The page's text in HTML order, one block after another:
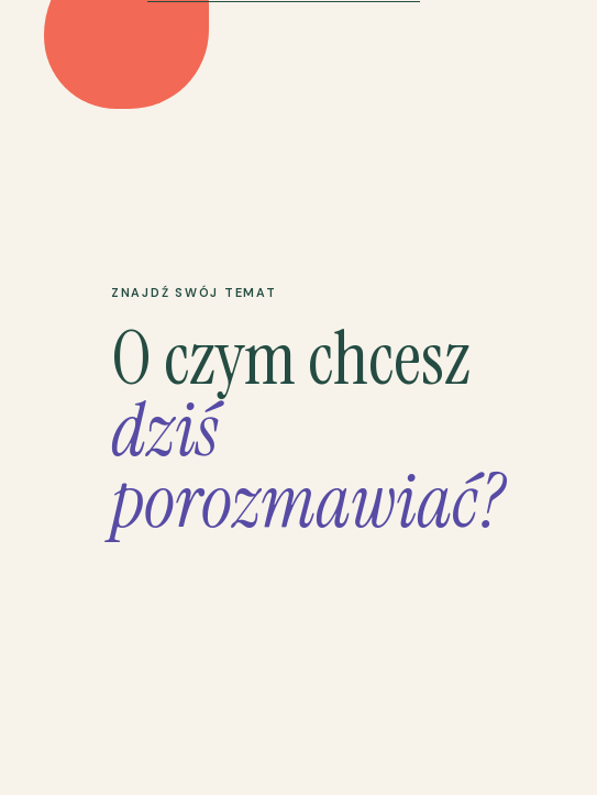
ZNAJDŹ SWÓJ TEMAT
O czym chcesz
dziś
porozmawiać?